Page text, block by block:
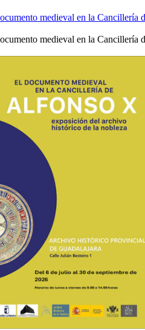
medieval en la Cancillería
medieval en la Cancillería